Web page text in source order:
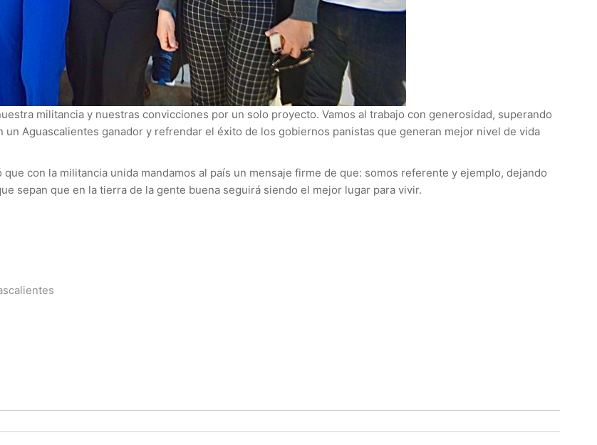
militancia y nuestras convicciones por un solo proyecto. Vamos al trabajo con generosidad, superando
Aguascalientes ganador y refrendar el éxito de los gobiernos panistas que generan mejor nivel de vida
con la militancia unida mandamos al país un mensaje firme de que: somos referente y ejemplo, dejando
sepan que en la tierra de la gente buena seguirá siendo el mejor lugar para vivir.